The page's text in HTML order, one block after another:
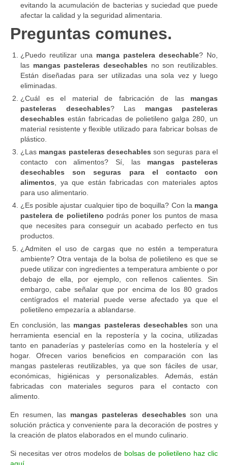
evitando la acumulación de bacterias y suciedad que puede
afectar la calidad y la seguridad alimentaria.
Preguntas comunes.
¿Puedo reutilizar una manga pastelera desechable? No,
las mangas pasteleras desechables no son reutilizables.
Están diseñadas para ser utilizadas una sola vez y luego
eliminadas.
¿Cuál es el material de fabricación de las mangas
pasteleras desechables? Las mangas pasteleras
desechables están fabricadas de polietileno galga 280, un
material resistente y flexible utilizado para fabricar bolsas de
plástico.
¿Las mangas pasteleras desechables son seguras para el
contacto con alimentos? Sí, las mangas pasteleras
desechables son seguras para el contacto con
alimentos , ya que están fabricadas con materiales aptos
para uso alimentario.
¿Es posible ajustar cualquier tipo de boquilla? Con la manga
pastelera de polietileno podrás poner los puntos de masa
que necesites para conseguir un acabado perfecto en tus
productos.
¿Admiten el uso de cargas que no estén a temperatura
ambiente? Otra ventaja de la bolsa de polietileno es que se
puede utilizar con ingredientes a temperatura ambiente o por
debajo de ella, por ejemplo, con rellenos calientes. Sin
embargo, cabe señalar que por encima de los 80 grados
centígrados el material puede verse afectado ya que el
polietileno empezaría a ablandarse.
En conclusión, las mangas pasteleras desechables son una
herramienta esencial en la repostería y la cocina, utilizadas
tanto en panaderías y pastelerías como en la hostelería y el
hogar. Ofrecen varios beneficios en comparación con las
mangas pasteleras reutilizables, ya que son fáciles de usar,
económicas, higiénicas y personalizables. Además, están
fabricadas con materiales seguros para el contacto con
alimento.
En resumen, las mangas pasteleras desechables son una
solución práctica y conveniente para la decoración de postres y
la creación de platos elaborados en el mundo culinario.
Si necesitas ver otros modelos de bolsas de polietileno haz clic
aquí